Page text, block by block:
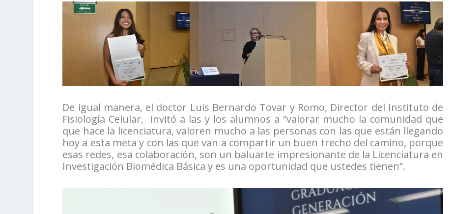
De igual manera, el doctor Luis Bernardo Tovar y Romo, Director del Instituto de
Fisiología Celular, invitó a las y los alumnos a “valorar mucho la comunidad que
que hace la licenciatura, valoren mucho a las personas con las que están llegando
hoy a esta meta y con las que van a compartir un buen trecho del camino, porque
esas redes, esa colaboración, son un baluarte impresionante de la Licenciatura en
Investigación Biomédica Básica y es una oportunidad que ustedes tienen”.